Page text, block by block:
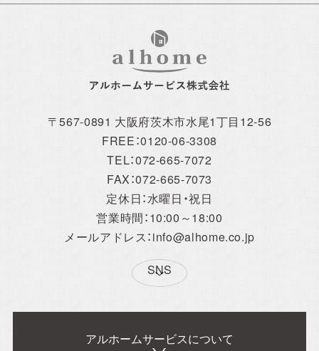
〒567-0891 大阪府茨木市水尾1丁目12-56
FREE：0120-06-3308
TEL：072-665-7072
FAX：072-665-7073
定休日：水曜日・祝日
営業時間：10:00～18:00
メールアドレス：info@alhome.co.jp
SNS
アルホームサービス Simplenoteの
アルホームサービスについて